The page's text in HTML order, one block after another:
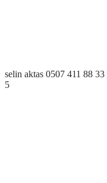
selin aktas 0507 411 88 33
5